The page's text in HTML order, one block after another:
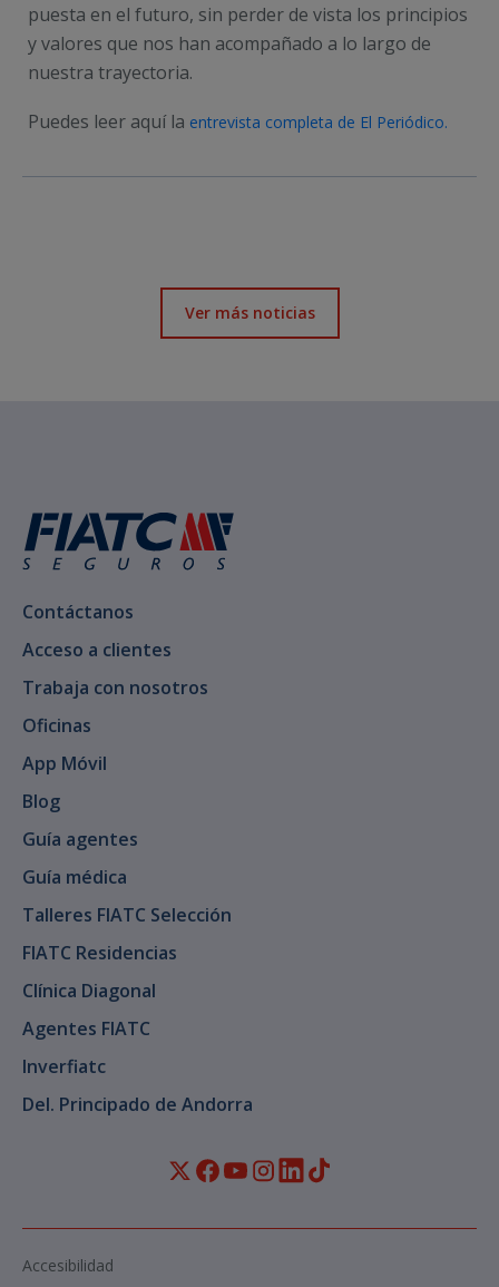
puesta en el futuro, sin perder de vista los principios
y valores que nos han acompañado a lo largo de
nuestra trayectoria.
Puedes leer aquí la entrevista completa de El Periódico.
Ver más noticias
Contáctanos
Acceso a clientes
Trabaja con nosotros
Oficinas
App Móvil
Blog
Guía agentes
Guía médica
Talleres FIATC Selección
FIATC Residencias
Clínica Diagonal
Agentes FIATC
Inverfiatc
Del. Principado de Andorra
Accesibilidad